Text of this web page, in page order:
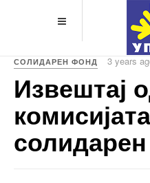
СОЛИДАРЕН ФОНД 3 years
Извештај